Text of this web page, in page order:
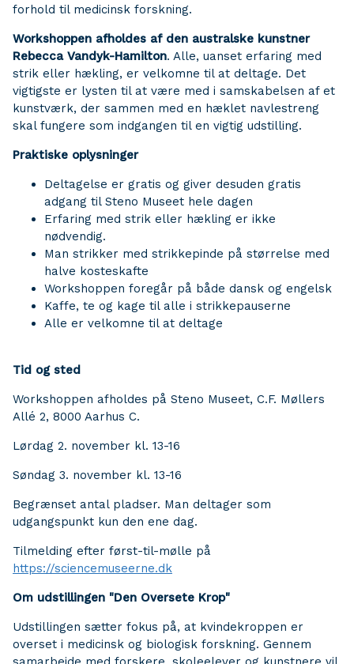
forhold til medicinsk forskning.
Workshoppen afholdes af den australske kunstner
Rebecca Vandyk-Hamilton. Alle, uanset erfaring med
strik eller hækling, er velkomne til at deltage. Det
vigtigste er lysten til at være med i samskabelsen af et
kunstværk, der sammen med en hæklet navlestreng
skal fungere som indgangen til en vigtig udstilling.
Praktiske oplysninger
Deltagelse er gratis og giver desuden gratis
adgang til Steno Museet hele dagen
Erfaring med strik eller hækling er ikke
nødvendig.
Man strikker med strikkepinde på størrelse med
halve kosteskafte
Workshoppen foregår på både dansk og engelsk
Kaffe, te og kage til alle i strikkepauserne
Alle er velkomne til at deltage
Tid og sted
Workshoppen afholdes på Steno Museet, C.F. Møllers
Allé 2, 8000 Aarhus C.
Lørdag 2. november kl. 13-16
Søndag 3. november kl. 13-16
Begrænset antal pladser. Man deltager som
udgangspunkt kun den ene dag.
Tilmelding efter først-til-mølle på
https://sciencemuseerne.dk
Om udstillingen "Den Oversete Krop"
Udstillingen sætter fokus på, at kvindekroppen er
overset i medicinsk og biologisk forskning. Gennem